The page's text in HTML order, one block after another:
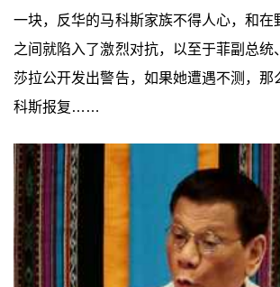
一块，反华的马科斯家族不得人心，和在
之间就陷入了激烈对抗，以至于菲副总统
莎拉公开发出警告，如果她遭遇不测，那
科斯报复……